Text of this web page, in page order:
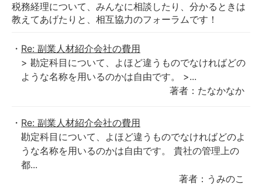
税務経理について、みんなに相談したり、分かるときは
教えてあげたりと、相互協力のフォーラムです！
Re: 副業人材紹介会社の費用
> 勘定科目について、よほど違うものでなければどの
ような名称を用いるのかは自由です。 >...
著者：たなかなか
Re: 副業人材紹介会社の費用
勘定科目について、よほど違うものでなければどのよ
うな名称を用いるのかは自由です。 貴社の管理上の
都...
著者：うみのこ